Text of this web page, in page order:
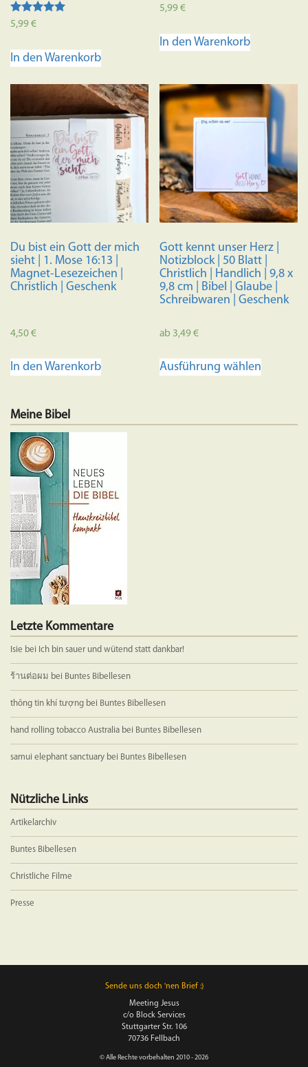
Bewertet mit
5,99€
In den Warenkorb
5,99€
In den Warenkorb
Du bist ein Gott der mich
sieht | 1. Mose 16:13 |
Magnet-Lesezeichen |
Christlich | Geschenk
4,50€
In den Warenkorb
Gott kennt unser Herz |
Notizblock | 50 Blatt |
Christlich | Handlich | 9,8 x
9,8 cm | Bibel | Glaube |
Schreibwaren | Geschenk
ab 3,49€
Ausführung wählen
Meine Bibel
Letzte Kommentare
Isie bei Ich bin sauer und wütend statt dankbar!
ร้านต่อผม bei Buntes Bibellesen
thông tin khí tượng bei Buntes Bibellesen
hand rolling tobacco Australia bei Buntes Bibellesen
samui elephant sanctuary bei Buntes Bibellesen
Nützliche Links
Artikelarchiv
Buntes Bibellesen
Christliche Filme
Presse
Sende uns doch 'nen Brief :)
Meeting Jesus
c/o Block Services
Stuttgarter Str. 106
70736 Fellbach
© Alle Rechte vorbehalten 2010 - 2026